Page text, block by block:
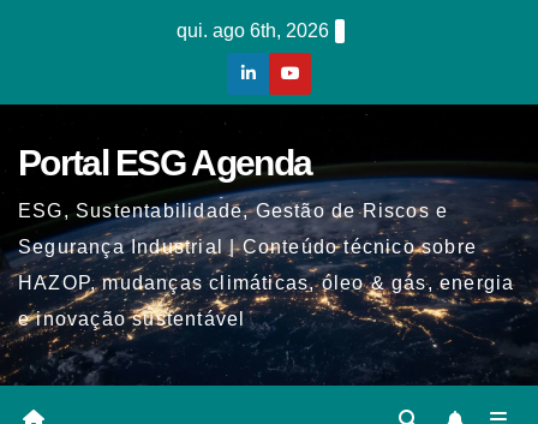
qui. ago 6th, 2026
Portal ESG Agenda
ESG, Sustentabilidade, Gestão de Riscos e
Segurança Industrial | Conteúdo técnico sobre
HAZOP, mudanças climáticas, óleo & gás, energia
e inovação sustentável